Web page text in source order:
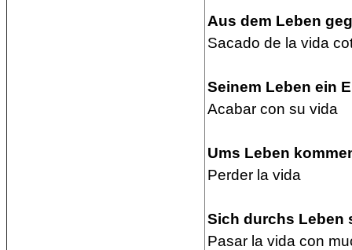
Aus dem Leben
Sacado de la vida
Seinem Leben ein
Acabar con su vida
Ums Leben
Perder la vida
Sich durchs Leben
Pasar la vida con